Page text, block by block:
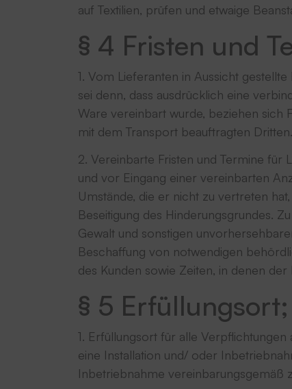
auf Textilien, prüfen und etwaige
§ 4 Fristen und
1. Vom Lieferanten in Aussicht
sei denn, dass ausdrücklich eine
Ware vereinbart wurde, beziehen sich
mit dem Transport beauftragten Dritten.
2. Vereinbarte Fristen und Termine für
und vor Eingang einer vereinbarten
Umstände, die er nicht zu vertreten
Beseitigung des Hinderungsgrundes.
Gewalt und sonstigen
Beschaffung von notwendigen
des Kunden sowie Zeiten, in denen
§ 5
1. Erfüllungsort für alle
eine Installation und/ oder
Inbetriebnahme vereinbarungsgemäß